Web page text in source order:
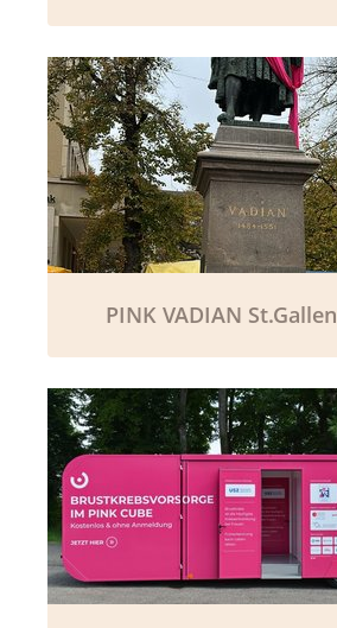
PINK VADIAN St.Gallen